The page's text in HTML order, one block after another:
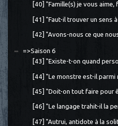
[40] "Famille(s) je vous aime,
[41] "Faut-il trouver un sens
[42] "Avons-nous ce que
=>Saison 6
[43] "Existe-t-on quand
[44] "Le monstre est-il parmi
[45] "Doit-on tout faire pour
[46] "Le langage trahit-il la
[47] "Autrui, antidote à la